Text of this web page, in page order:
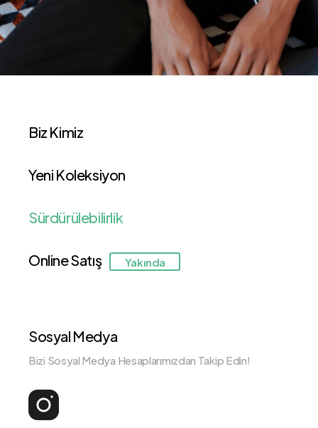
Biz Kimiz
Yeni Koleksiyon
Sürdürülebilirlik
Online Satış Yakında
Sosyal Medya
Bizi Sosyal Medya Hesaplarımızdan Takip Edin!